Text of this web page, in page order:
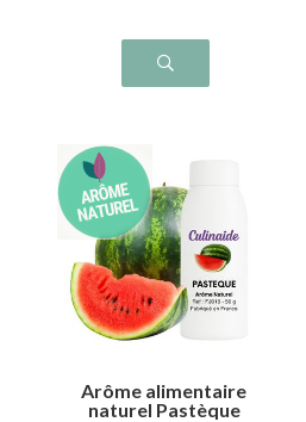
Arôme alimentaire
naturel Pastèque